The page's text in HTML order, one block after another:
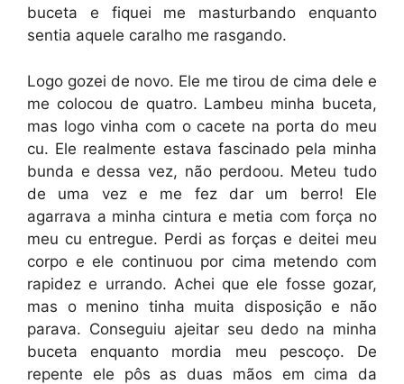
buceta e fiquei me masturbando enquanto
sentia aquele caralho me rasgando.
Logo gozei de novo. Ele me tirou de cima dele e
me colocou de quatro. Lambeu minha buceta,
mas logo vinha com o cacete na porta do meu
cu. Ele realmente estava fascinado pela minha
bunda e dessa vez, não perdoou. Meteu tudo
de uma vez e me fez dar um berro! Ele
agarrava a minha cintura e metia com força no
meu cu entregue. Perdi as forças e deitei meu
corpo e ele continuou por cima metendo com
rapidez e urrando. Achei que ele fosse gozar,
mas o menino tinha muita disposição e não
parava. Conseguiu ajeitar seu dedo na minha
buceta enquanto mordia meu pescoço. De
repente ele pôs as duas mãos em cima da